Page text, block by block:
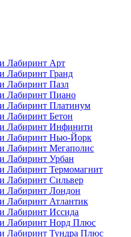
Лабиринт Арт
Лабиринт Гранд
Лабиринт Пазл
Лабиринт Пиано
Лабиринт Платинум
Лабиринт Бетон
Лабиринт Инфинити
Лабиринт Нью-Йорк
Лабиринт Мегаполис
Лабиринт Урбан
Лабиринт Термомагнит
Лабиринт Сильвер
Лабиринт Лондон
Лабиринт Атлантик
Лабиринт Иссида
Лабиринт Норд Плюс
Лабиринт Тундра Плюс